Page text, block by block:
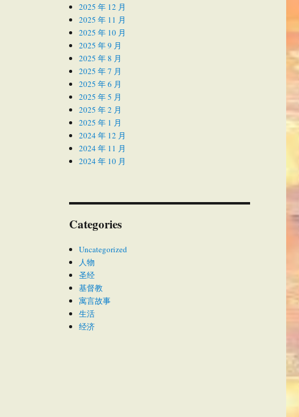
2025 年 12 月
2025 年 11 月
2025 年 10 月
2025 年 9 月
2025 年 8 月
2025 年 7 月
2025 年 6 月
2025 年 5 月
2025 年 2 月
2025 年 1 月
2024 年 12 月
2024 年 11 月
2024 年 10 月
Categories
Uncategorized
人物
圣经
基督教
寓言故事
生活
经济